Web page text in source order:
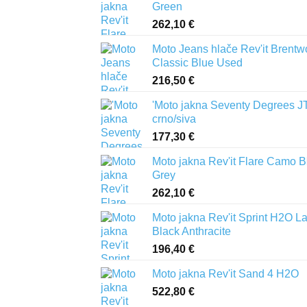
Green
262,10 €
Moto Jeans hlače Rev'it
Classic Blue Used
216,50 €
'Moto jakna Seventy Degrees
crno/siva
177,30 €
Moto jakna Rev'it Flare Camo
Grey
262,10 €
Moto jakna Rev'it Sprint H2O
Black Anthracite
196,40 €
Moto jakna Rev'it Sand 4 H2O
522,80 €